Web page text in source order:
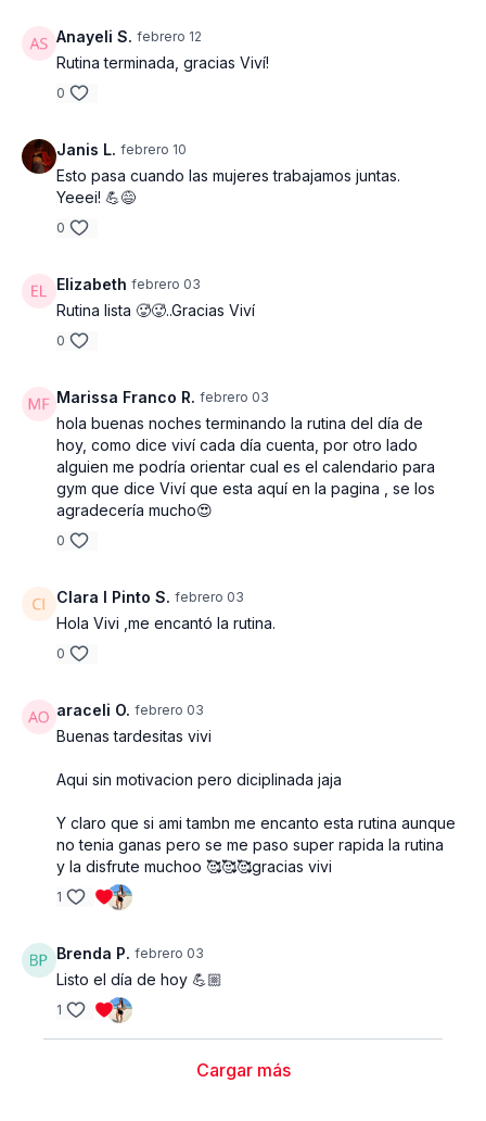
Anayeli S. febrero 12
Rutina terminada, gracias Viví!
0
Janis L. febrero 10
Esto pasa cuando las mujeres trabajamos juntas.
Yeeei! 💪😅
0
Elizabeth febrero 03
Rutina lista 🥵🥵..Gracias Viví
0
Marissa Franco R. febrero 03
hola buenas noches terminando la rutina del día de
hoy, como dice viví cada día cuenta, por otro lado
alguien me podría orientar cual es el calendario para
gym que dice Viví que esta aquí en la pagina , se los
agradecería mucho😍
0
Clara I Pinto S. febrero 03
Hola Vivi ,me encantó la rutina.
0
araceli O. febrero 03
Buenas tardesitas vivi
Aqui sin motivacion pero diciplinada jaja
Y claro que si ami tambn me encanto esta rutina aunque
no tenia ganas pero se me paso super rapida la rutina
y la disfrute muchoo 🥰🥰🥰gracias vivi
1
Brenda P. febrero 03
Listo el día de hoy 💪🏼
1
Cargar más